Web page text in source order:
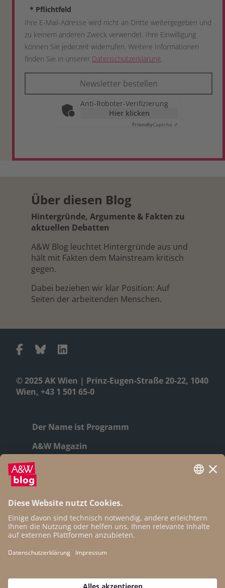
* Pflichtfeld
Ihre E-Mail-Adresse wird nicht an Dritte weitergegeben und
zu keinem anderen Zweck verwendet. Ihre Einwilligung
können Sie jederzeit widerrufen. Weitere Informationen
finden Sie in unserer Datenschutzerklärung.
Newsletter bestellen
Anti-Roboter-Verifizierung
Hier klicken
FriendlyCaptcha ⇗
© 2025 AK Wien | Prinz-Eugen-Straße 20-22, 1040
Wien, +43 1 501 65-0
Der Name ist Programm
A&W Magazin
Geschichte
Autor:innen
Newsletter
Open Access
Über diesen Blog
Hintergründe, Argumente & Fakten zu
aktuellen Debatten
A&W Blog leuchtet Hintergründe aus und
hält mit Fakten dem Mainstream kritisch
gegen.
Dabei beziehen wir klar Position: Auf
Seiten der arbeitenden Menschen.